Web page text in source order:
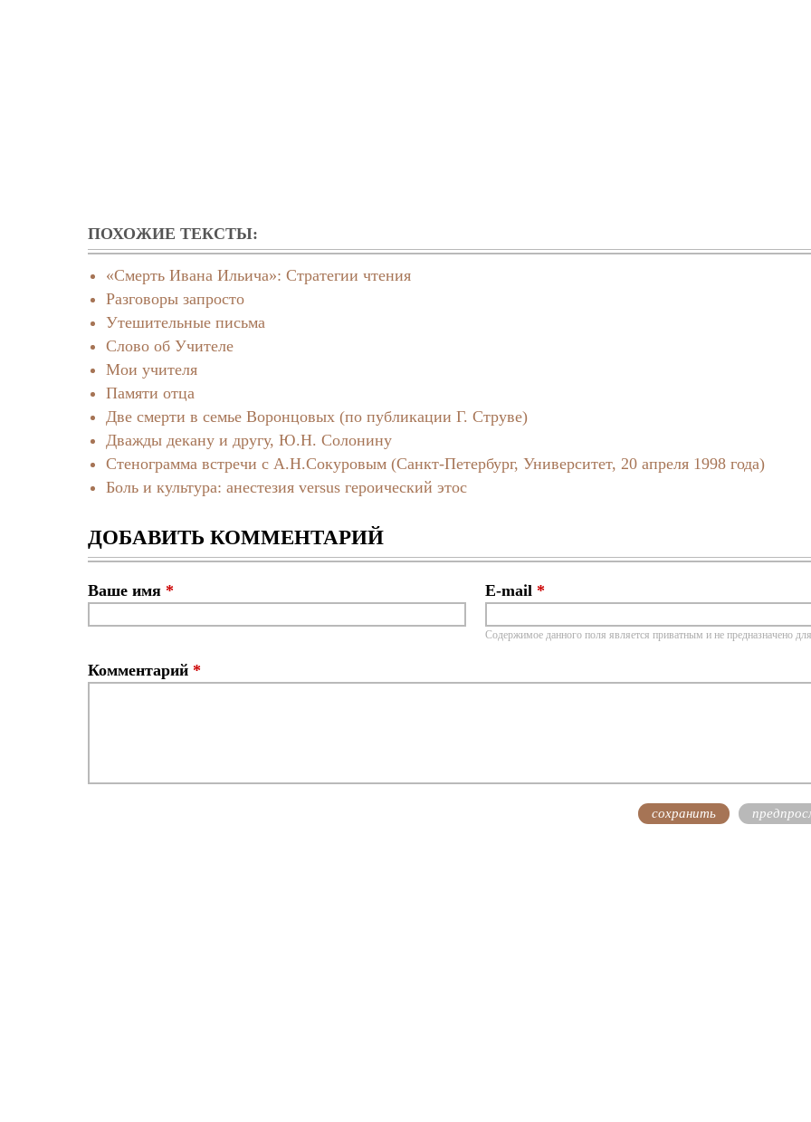
ПОХОЖИЕ ТЕКСТЫ:
«Смерть Ивана Ильича»: Стратегии чтения
Разговоры запросто
Утешительные письма
Слово об Учителе
Мои учителя
Памяти отца
Две смерти в семье Воронцовых (по публикации Г. Струве)
Дважды декану и другу, Ю.Н. Солонину
Стенограмма встречи с А.Н.Сокуровым (Санкт-Петербург, Университет, 20 апреля 1998 года)
Боль и культура: анестезия versus героический этос
ДОБАВИТЬ КОММЕНТАРИЙ
Ваше имя * E-mail *
Содержимое данного поля является приватным и не предназначено для
Комментарий *